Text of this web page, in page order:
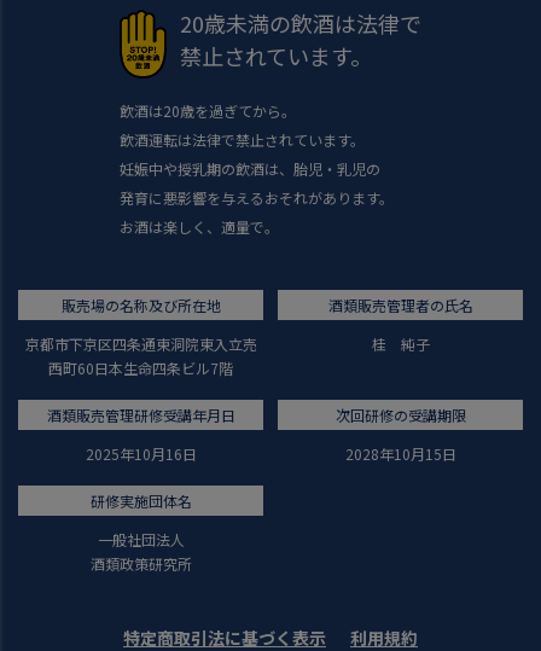
20歳未満の飲酒は法律で
禁止されています。
飲酒は20歳を過ぎてから。
飲酒運転は法律で禁止されています。
妊娠中や授乳期の飲酒は、胎児・乳児の
発育に悪影響を与えるおそれがあります。
お酒は楽しく、適量で。
販売場の名称及び所在地
京都市下京区四条通東洞院東入立売
西町60日本生命四条ビル7階
酒類販売管理者の氏名
桂 純子
酒類販売管理研修受講年月日
2025年10月16日
次回研修の受講期限
2028年10月15日
研修実施団体名
一般社団法人
酒類政策研究所
特定商取引法に基づく表示
利用規約